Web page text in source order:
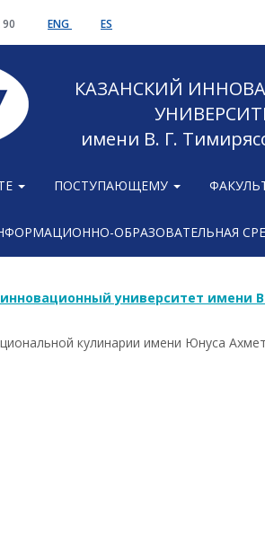
ENG ES
КАЗАНСКИЙ
имени В. Г.
ПОСТУПАЮЩЕМУ
ОБРАЗОВАТЕЛЬНАЯ
университет имени
кулинарии имени Юнуса